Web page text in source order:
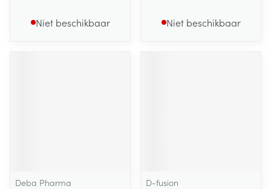
Niet beschikbaar Niet beschikbaar
Deba Pharma
D-fusion